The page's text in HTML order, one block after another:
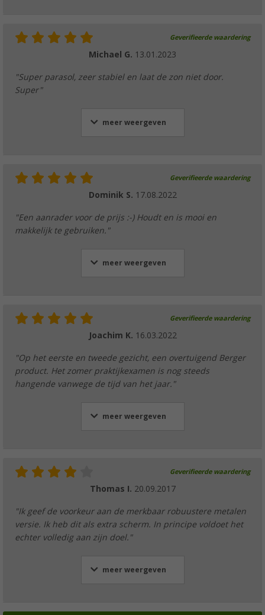
Geverifieerde waardering
Michael G. 13.01.2023
"Super parasol, zeer stabiel en laat de zon niet door.
Super"
meer weergeven
Geverifieerde waardering
Dominik S. 17.08.2022
"Een aanrader voor de prijs :-) Houdt en is mooi en
makkelijk te gebruiken."
meer weergeven
Geverifieerde waardering
Joachim K. 16.03.2022
"Op het eerste en tweede gezicht, een overtuigend Berger
product. Het zomer praktijkexamen is nog steeds
hangende vanwege de tijd van het jaar."
meer weergeven
Geverifieerde waardering
Thomas I. 20.09.2017
"Ik geef de voorkeur aan de merkbaar robuustere metalen
versie. Ik heb dit als extra scherm. In principe voldoet het
echter volledig aan zijn doel."
meer weergeven